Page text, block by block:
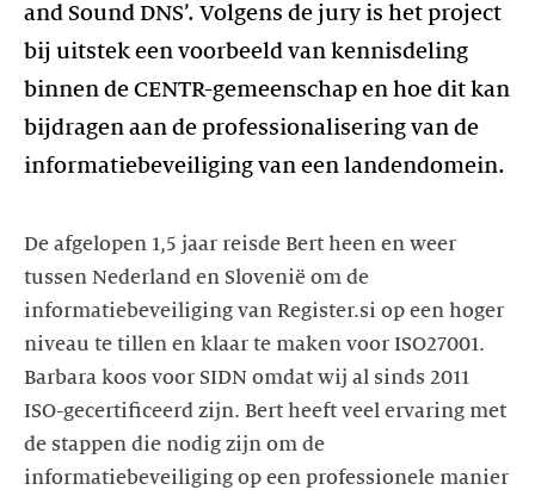
and Sound DNS’. Volgens de jury is het project
bij uitstek een voorbeeld van kennisdeling
binnen de CENTR-gemeenschap en hoe dit kan
bijdragen aan de professionalisering van de
informatiebeveiliging van een landendomein.
De afgelopen 1,5 jaar reisde Bert heen en weer
tussen Nederland en Slovenië om de
informatiebeveiliging van Register.si op een hoger
niveau te tillen en klaar te maken voor ISO27001.
Barbara koos voor SIDN omdat wij al sinds 2011
ISO-gecertificeerd zijn. Bert heeft veel ervaring met
de stappen die nodig zijn om de
informatiebeveiliging op een professionele manier